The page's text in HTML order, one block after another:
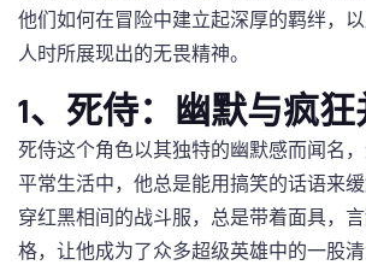
他们如何在冒险中建立起深厚的羁绊，
人时所展现出的无畏精神。
1、死侍：幽默与疯
死侍这个角色以其独特的幽默感而闻名
平常生活中，他总是能用搞笑的话语来
穿红黑相间的战斗服，总是带着面具，
格，让他成为了众多超级英雄中的一股